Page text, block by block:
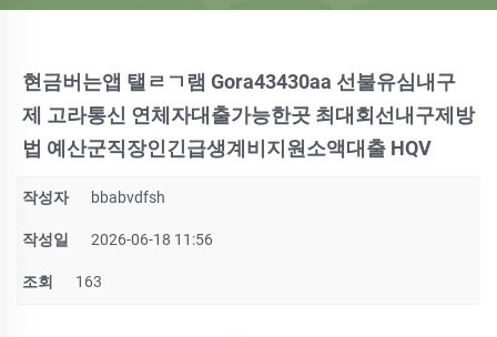
현금버는앱 탤ㄹㄱ램 Gora43430aa 선불유심내구
제 고라통신 연체자대출가능한곳 최대회선내구제방
법 예산군직장인긴급생계비지원소액대출 HQV
작성자 bbabvdfsh
작성일 2026-06-18 11:56
조회 163